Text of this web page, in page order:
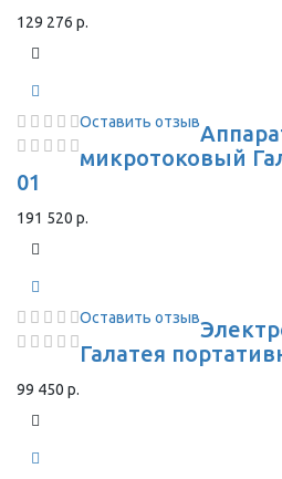
129 276 р.
Оставить отзыв
микротоковый
01
191 520 р.
Оставить отзыв
Галатея
99 450 р.